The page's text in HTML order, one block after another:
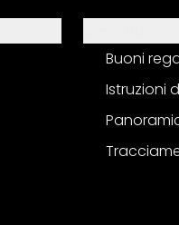
Buoni
Istruzioni